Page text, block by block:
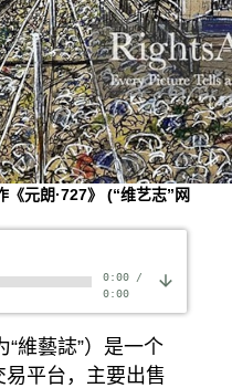
《元朗·727》(“维艺志”网
0:00/
0:00
“維藝誌”）是一个
平台，主要出售